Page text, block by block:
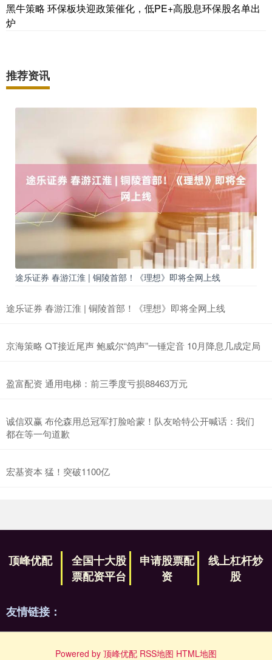
黑牛策略 环保板块迎政策催化，低PE+高股息环保股名单出
炉
推荐资讯
途乐证券 春游江淮 | 铜陵首部！《理想》即将全网上线
途乐证券 春游江淮 | 铜陵首部！《理想》即将全网上线
京海策略 QT接近尾声 鲍威尔“鸽声”一锤定音 10月降息几成定局
盈富配资 通用电梯：前三季度亏损88463万元
诚信双赢 布伦森用总冠军打脸哈蒙！队友哈特公开喊话：我们
都在等一句道歉
宏基资本 猛！突破1100亿
顶峰优配
全国十大股
票配资平台
申请股票配
资
线上杠杆炒
股
友情链接：
Powered by 顶峰优配 RSS地图 HTML地图